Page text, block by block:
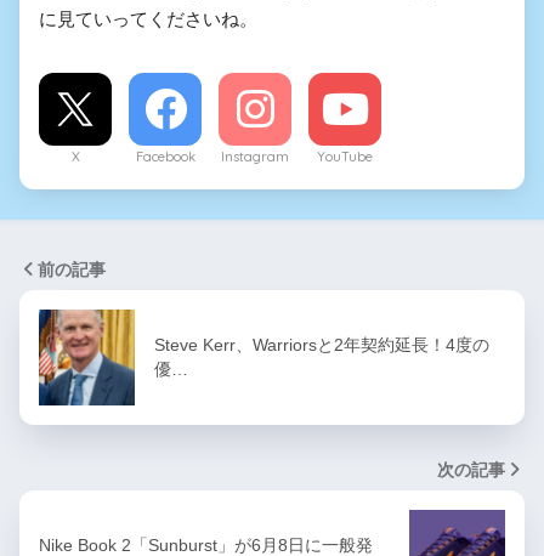
に見ていってくださいね。
X Facebook Instagram YouTube
前の記事
Steve Kerr、Warriorsと2年契約延長！4度の
優…
次の記事
Nike Book 2「Sunburst」が6月8日に一般発